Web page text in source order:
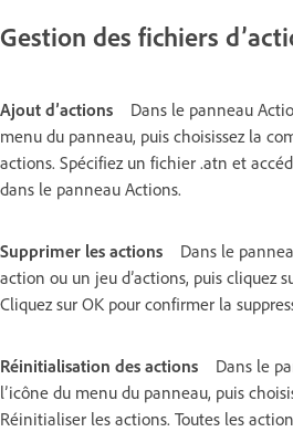
Gestion des fichiers
Ajout d’actions
Dans le panneau
menu du panneau, puis choisissez la
actions. Spécifiez un fichier .atn et
dans le panneau Actions.
Supprimer les actions
Dans le
action ou un jeu d’actions, puis cliquez
Cliquez sur OK pour confirmer la
Réinitialisation des actions
Dans le
l’icône du menu du panneau, puis
Réinitialiser les actions. Toutes les